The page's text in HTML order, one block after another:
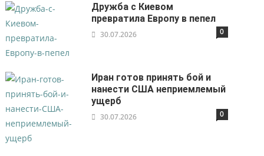
Дружба с Киевом
превратила Европу в пепел
30.07.2026 0
Иран готов принять бой и
нанести США неприемлемый
ущерб
30.07.2026 0